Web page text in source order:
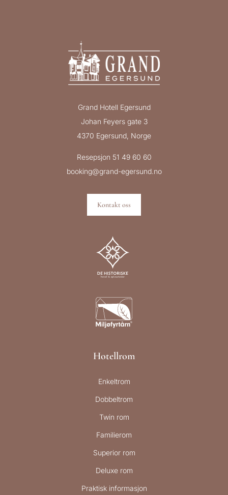
Grand Hotell Egersund
Johan Feyers gate 3
4370 Egersund, Norge
Resepsjon 51 49 60 60
booking@grand-egersund.no
Kontakt oss
Hotellrom
Enkeltrom
Dobbeltrom
Twin rom
Familierom
Superior rom
Deluxe rom
Praktisk informasjon